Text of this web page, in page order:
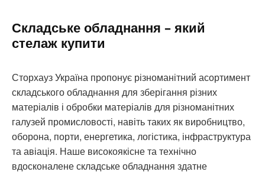
Складське обладнання – який
стелаж купити
Сторхауз Україна пропонує різноманітний асортимент
складського обладнання для зберігання різних
матеріалів і обробки матеріалів для різноманітних
галузей промисловості, навіть таких як виробництво,
оборона, порти, енергетика, логістика, інфраструктура
та авіація. Наше високоякісне та технічно
вдосконалене складське обладнання здатне